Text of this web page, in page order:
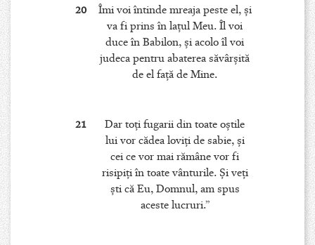
20
Îmi voi întinde mreaja peste el, şi
va fi prins în laţul Meu. Îl voi
duce în Babilon, şi acolo îl voi
judeca pentru abaterea săvârşită
de el faţă de Mine.
21
Dar toţi fugarii din toate oştile
lui vor cădea loviţi de sabie, şi
cei ce vor mai rămâne vor fi
risipiţi în toate vânturile. Şi veţi
şti că Eu, Domnul, am spus
aceste lucruri.”